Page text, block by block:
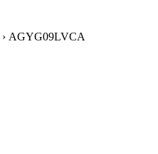
› AGYG09LVCA